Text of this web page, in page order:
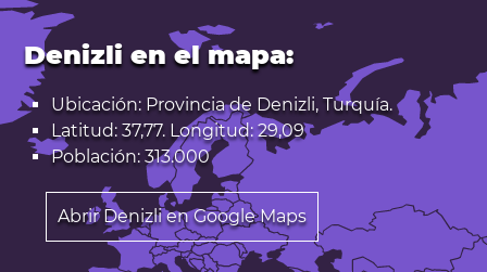
Denizli en el mapa:
Ubicación: Provincia de Denizli, Turquía.
Latitud: 37,77. Longitud: 29,09
Población: 313.000
Abrir Denizli en Google Maps